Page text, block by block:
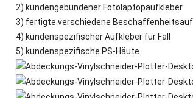
2) kundengebundener Fotolaptopaufkleber
3) fertigte verschiedene
4) kundenspezifischer Aufkleber für Fall
5) kundenspezifische PS-Häute